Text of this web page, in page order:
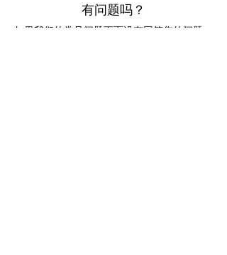
有问题吗？
如果我们的 常见问题页面没有回答您的问题，